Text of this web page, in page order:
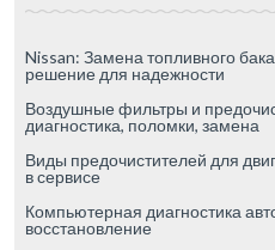
Nissan: Замена топливного
решение для надежности
Воздушные фильтры и
диагностика, поломки, замена
Виды предочистителей для
в сервисе
Компьютерная диагностика
восстановление